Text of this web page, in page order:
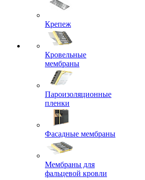
Крепеж
Кровельные
мембраны
Пароизоляционные
пленки
Фасадные мембраны
Мембраны для
фальцевой кровли